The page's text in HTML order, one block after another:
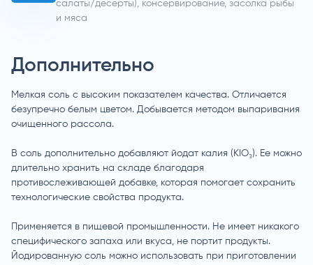
салаты/десерты), консервирование, засолка рыбы
и мяса
Дополнительно
Мелкая соль с высоким показателем качества. Отличается
безупречно белым цветом. Добывается методом выпаривания
очищенного рассола.
В соль дополнительно добавляют йодат калия (KIO₃). Ее можно
длительно хранить на складе благодаря
противослеживающей добавке, которая помогает сохранить
технологические свойства продукта.
Применяется в пищевой промышленности. Не имеет никакого
специфического запаха или вкуса, не портит продукты.
Йодированную соль можно использовать при приготовлении